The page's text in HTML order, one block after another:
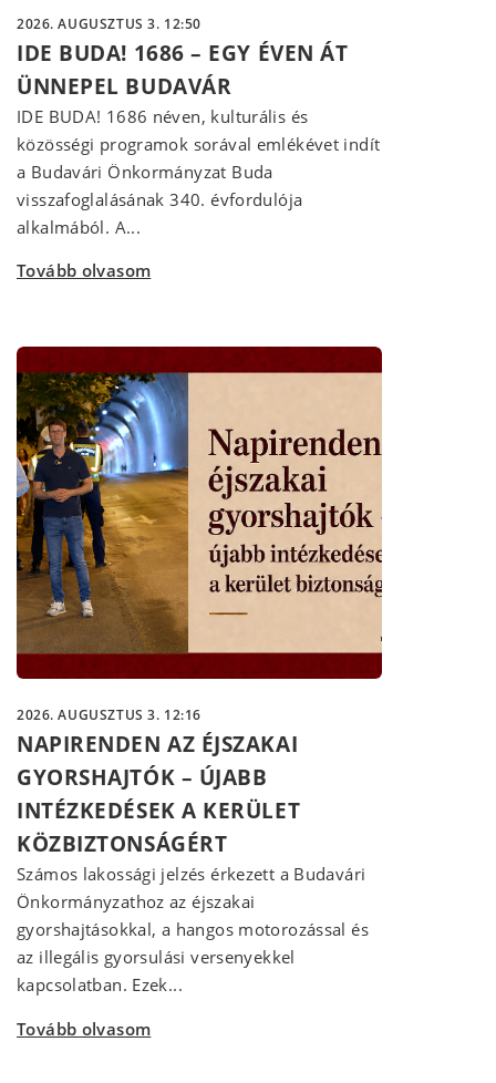
2026. AUGUSZTUS 3. 12:50
IDE BUDA! 1686 – EGY ÉVEN ÁT
ÜNNEPEL BUDAVÁR
IDE BUDA! 1686 néven, kulturális és
közösségi programok sorával emlékévet indít
a Budavári Önkormányzat Buda
visszafoglalásának 340. évfordulója
alkalmából. A...
Tovább olvasom
2026. AUGUSZTUS 3. 12:16
NAPIRENDEN AZ ÉJSZAKAI
GYORSHAJTÓK – ÚJABB
INTÉZKEDÉSEK A KERÜLET
KÖZBIZTONSÁGÉRT
Számos lakossági jelzés érkezett a Budavári
Önkormányzathoz az éjszakai
gyorshajtásokkal, a hangos motorozással és
az illegális gyorsulási versenyekkel
kapcsolatban. Ezek...
Tovább olvasom